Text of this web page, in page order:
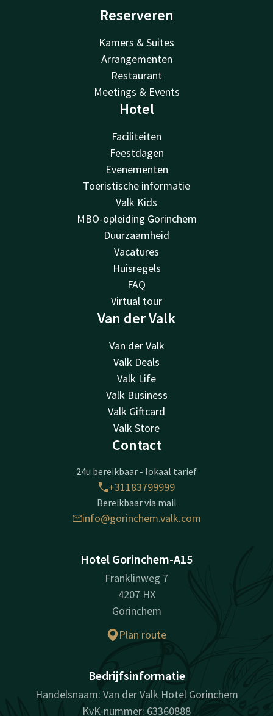
Reserveren
Kamers & Suites
Arrangementen
Restaurant
Meetings & Events
Hotel
Faciliteiten
Feestdagen
Evenementen
Toeristische informatie
Valk Kids
MBO-opleiding Gorinchem
Duurzaamheid
Vacatures
Huisregels
FAQ
Virtual tour
Van der Valk
Van der Valk
Valk Deals
Valk Life
Valk Business
Valk Giftcard
Valk Store
Contact
24u bereikbaar - lokaal tarief
+31183799999
Bereikbaar via mail
info@gorinchem.valk.com
Hotel Gorinchem-A15
Franklinweg 7
4207 HX
Gorinchem
Plan route
Bedrijfsinformatie
Handelsnaam: Van der Valk Hotel Gorinchem
KvK-nummer: 63360888